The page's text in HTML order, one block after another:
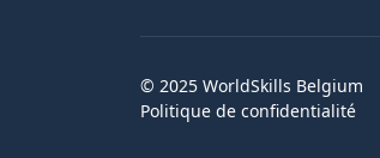
© 2025 WorldSkills Belgium
Politique de confidentialité